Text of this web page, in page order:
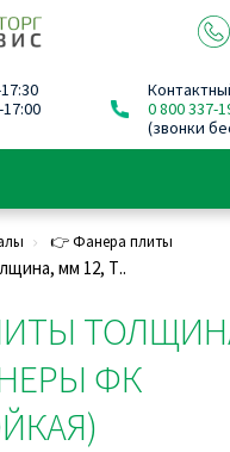
0 800 337-
(звонки
👉 Фанера плиты
мм 12, Т..
ФК